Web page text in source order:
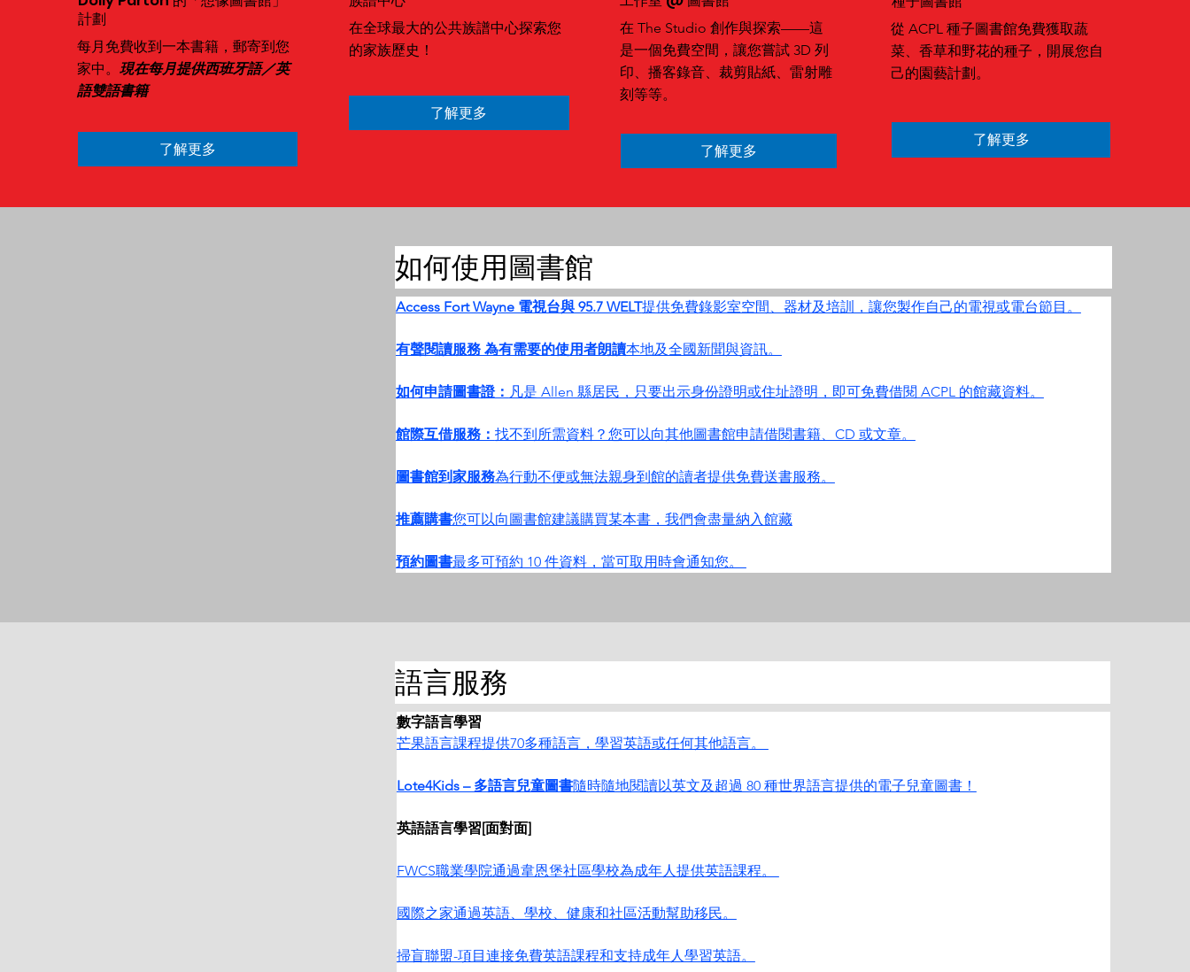
計劃
每月免費收到一本書籍，郵寄到您
家中。現在每月提供西班牙語／英
語雙語書籍
了解更多
在全球最大的公共族譜中心探索您
的家族歷史！
了解更多
在 The Studio 創作與探索——這
是一個免費空間，讓您嘗試 3D 列
印、播客錄音、裁剪貼紙、雷射雕
刻等等。
了解更多
從 ACPL 種子圖書館免費獲取蔬
菜、香草和野花的種子，開展您自
己的園藝計劃。
了解更多
如何使用圖書館
Access Fort Wayne 電視台與 95.7 WELT提供免費錄影室空間、器材及培訓，讓您製作自己的電視或電台節目。
有聲閱讀服務 為有需要的使用者朗讀本地及全國新聞與資訊。
如何申請圖書證： 凡是 Allen 縣居民，只要出示身份證明或住址證明，即可免費借閱 ACPL 的館藏資料。
館際互借服務： 找不到所需資料？您可以向其他圖書館申請借閱書籍、CD 或文章。
圖書館到家服務為行動不便或無法親身到館的讀者提供免費送書服務。
推薦購書您可以向圖書館建議購買某本書，我們會盡量納入館藏
預約圖書最多可預約 10 件資料，當可取用時會通知您。
語言服務
數字語言學習
芒果語言課程提供70多種語言，學習英語或任何其他語言。
Lote4Kids – 多語言兒童圖書隨時隨地閱讀以英文及超過 80 種世界語言提供的電子兒童圖書！
英語語言學習[面對面]
FWCS職業學院通過韋恩堡社區學校為成年人提供英語課程。
國際之家通過英語、學校、健康和社區活動幫助移民。
掃盲聯盟-項目連接免費英語課程和支持成年人學習英語。